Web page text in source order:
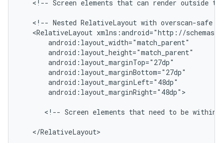
<!-- Screen elements that can render outside
<!-- Nested RelativeLayout with overscan-safe
<RelativeLayout
android:layout_marginRight="48dp">
<!-- Screen elements that need to be within
</RelativeLayout>